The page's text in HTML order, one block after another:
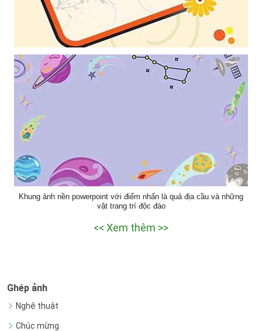
Mẫu thiết kế bông hoa trang trí nền hoa văn đẹp làm hình nền
Khung ảnh nền powerpoint với điểm nhấn là quả địa cầu và những
vật trang trí độc đáo
<< Xem thêm >>
Ghép ảnh
Nghệ thuật
Chúc mừng